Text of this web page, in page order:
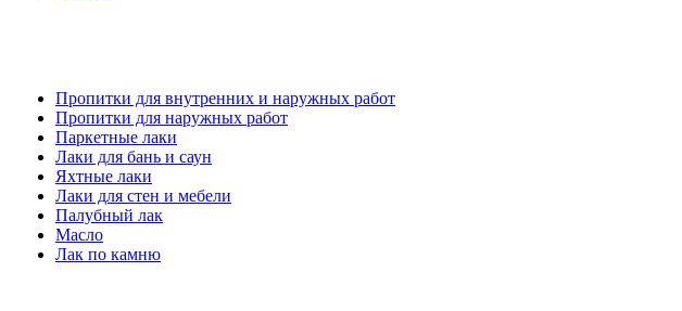
Пропитки для внутренних и наружных работ
Пропитки для наружных работ
Паркетные лаки
Лаки для бань и саун
Яхтные лаки
Лаки для стен и мебели
Палубный лак
Масло
Лак по камню